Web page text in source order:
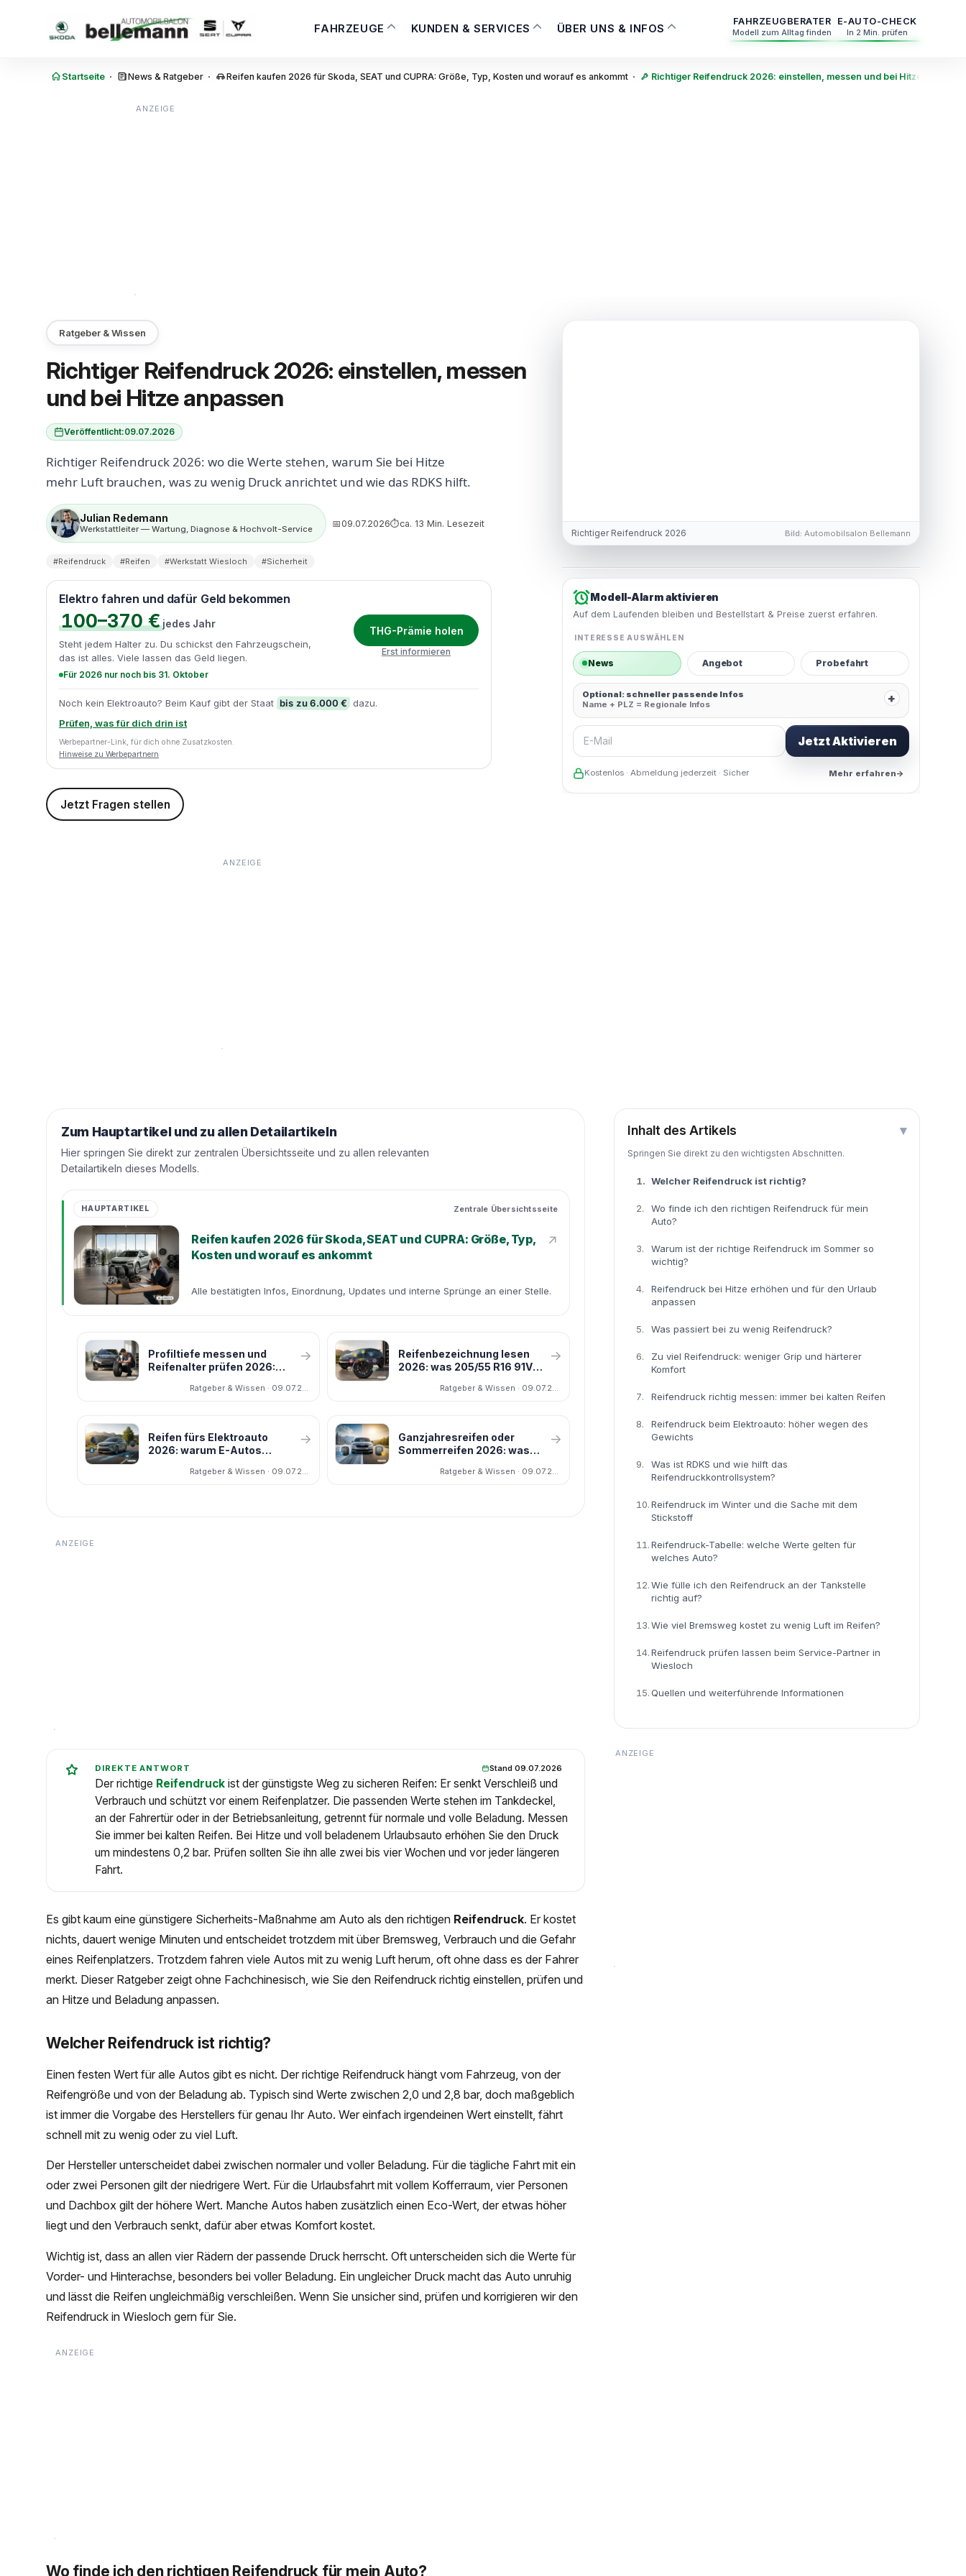
FAHRZEUGE KUNDEN & SERVICES ÜBER UNS & INFOS
FAHRZEUGBERATER
Modell zum Alltag finden
E-AUTO-CHECK
In 2 Min. prüfen
Startseite · News & Ratgeber · Reifen kaufen 2026 für Skoda, SEAT und CUPRA: Größe, Typ, Kosten und worauf es ankommt · Richtiger Reifendruck 2026: einstellen, messen und bei Hitze
Ratgeber & Wissen
Richtiger Reifendruck 2026: einstellen, messen
und bei Hitze anpassen
Veröffentlicht:09.07.2026
Richtiger Reifendruck 2026: wo die Werte stehen, warum Sie bei Hitze
mehr Luft brauchen, was zu wenig Druck anrichtet und wie das RDKS hilft.
Julian Redemann
Werkstattleiter — Wartung, Diagnose & Hochvolt-Service 📅 09.07.2026⏱ca. 13 Min. Lesezeit
#Reifendruck #Reifen #Werkstatt Wiesloch #Sicherheit
Elektro fahren und dafür Geld bekommen
100–370 € jedes Jahr
Steht jedem Halter zu. Du schickst den Fahrzeugschein,
das ist alles. Viele lassen das Geld liegen.
Für 2026 nur noch bis 31. Oktober
THG-Prämie holen
Erst informieren
Noch kein Elektroauto? Beim Kauf gibt der Staat bis zu 6.000 € dazu.
Prüfen, was für dich drin ist
Werbepartner-Link, für dich ohne Zusatzkosten.
Hinweise zu Werbepartnern
Jetzt Fragen stellen
Richtiger Reifendruck 2026 Bild: Automobilsalon Bellemann
Modell-Alarm aktivieren
Auf dem Laufenden bleiben und Bestellstart & Preise zuerst erfahren.
INTERESSE AUSWÄHLEN
News Angebot Probefahrt
Optional: schneller passende Infos
Name + PLZ = Regionale Infos
+
E-Mail
Jetzt Aktivieren
Kostenlos · Abmeldung jederzeit · Sicher Mehr erfahren→
Zum Hauptartikel und zu allen Detailartikeln
Hier springen Sie direkt zur zentralen Übersichtsseite und zu allen relevanten
Detailartikeln dieses Modells.
HAUPTARTIKEL Zentrale Übersichtsseite
Reifen kaufen 2026 für Skoda, SEAT und CUPRA: Größe, Typ,
Kosten und worauf es ankommt
↗
Alle bestätigten Infos, Einordnung, Updates und interne Sprünge an einer Stelle.
Profiltiefe messen und
Reifenalter prüfen 2026:
→
Reifenbezeichnung lesen
2026: was 205/55 R16 91V
→
Reifen fürs Elektroauto
2026: warum E-Autos
brauchen
→
Ratgeber & Wissen · 09.07.2026
Ganzjahresreifen oder
Sommerreifen 2026: was
→
Ratgeber & Wissen · 09.07.2026
DIREKTE ANTWORT Stand 09.07.2026
Der richtige Reifendruck ist der günstigste Weg zu sicheren Reifen: Er senkt Verschleiß und
Verbrauch und schützt vor einem Reifenplatzer. Die passenden Werte stehen im Tankdeckel,
an der Fahrertür oder in der Betriebsanleitung, getrennt für normale und volle Beladung. Messen
Sie immer bei kalten Reifen. Bei Hitze und voll beladenem Urlaubsauto erhöhen Sie den Druck
um mindestens 0,2 bar. Prüfen sollten Sie ihn alle zwei bis vier Wochen und vor jeder längeren
Fahrt.
Es gibt kaum eine günstigere Sicherheits-Maßnahme am Auto als den richtigen Reifendruck. Er kostet
nichts, dauert wenige Minuten und entscheidet trotzdem mit über Bremsweg, Verbrauch und die Gefahr
eines Reifenplatzers. Trotzdem fahren viele Autos mit zu wenig Luft herum, oft ohne dass es der Fahrer
merkt. Dieser Ratgeber zeigt ohne Fachchinesisch, wie Sie den Reifendruck richtig einstellen, prüfen und
an Hitze und Beladung anpassen.
Welcher Reifendruck ist richtig?
Einen festen Wert für alle Autos gibt es nicht. Der richtige Reifendruck hängt vom Fahrzeug, von der
Reifengröße und von der Beladung ab. Typisch sind Werte zwischen 2,0 und 2,8 bar, doch maßgeblich
ist immer die Vorgabe des Herstellers für genau Ihr Auto. Wer einfach irgendeinen Wert einstellt, fährt
schnell mit zu wenig oder zu viel Luft.
Der Hersteller unterscheidet dabei zwischen normaler und voller Beladung. Für die tägliche Fahrt mit ein
oder zwei Personen gilt der niedrigere Wert. Für die Urlaubsfahrt mit vollem Kofferraum, vier Personen
und Dachbox gilt der höhere Wert. Manche Autos haben zusätzlich einen Eco-Wert, der etwas höher
liegt und den Verbrauch senkt, dafür aber etwas Komfort kostet.
Wichtig ist, dass an allen vier Rädern der passende Druck herrscht. Oft unterscheiden sich die Werte für
Vorder- und Hinterachse, besonders bei voller Beladung. Ein ungleicher Druck macht das Auto unruhig
und lässt die Reifen ungleichmäßig verschleißen. Wenn Sie unsicher sind, prüfen und korrigieren wir den
Reifendruck in Wiesloch gern für Sie.
Wo finde ich den richtigen Reifendruck für mein Auto?
Inhalt des Artikels ▾
Springen Sie direkt zu den wichtigsten Abschnitten.
1. Welcher Reifendruck ist richtig?
2.
Wo finde ich den richtigen Reifendruck für mein
Auto?
3.
Warum ist der richtige Reifendruck im Sommer so
wichtig?
4.
Reifendruck bei Hitze erhöhen und für den Urlaub
anpassen
5. Was passiert bei zu wenig Reifendruck?
6.
Zu viel Reifendruck: weniger Grip und härterer
Komfort
7. Reifendruck richtig messen: immer bei kalten Reifen
8.
Reifendruck beim Elektroauto: höher wegen des
Gewichts
9.
Was ist RDKS und wie hilft das
Reifendruckkontrollsystem?
10.Reifendruck im Winter und die Sache mit dem
Stickstoff
11.Reifendruck-Tabelle: welche Werte gelten für
welches Auto?
12.Wie fülle ich den Reifendruck an der Tankstelle
richtig auf?
13.Wie viel Bremsweg kostet zu wenig Luft im Reifen?
14.Reifendruck prüfen lassen beim Service-Partner in
Wiesloch
15.Quellen und weiterführende Informationen